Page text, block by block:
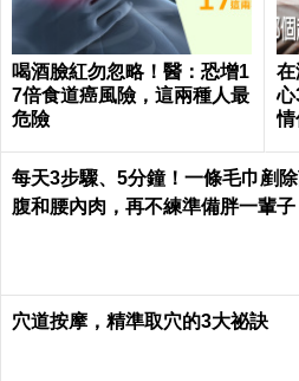
喝酒臉紅勿忽略！醫：恐增1
7倍食道癌風險，這兩種人最
危險
在
心
情
每天3步驟、5分鐘！一條毛巾剷
腹和腰內肉，再不練準備胖一輩子
穴道按摩，精準取穴的3大祕訣